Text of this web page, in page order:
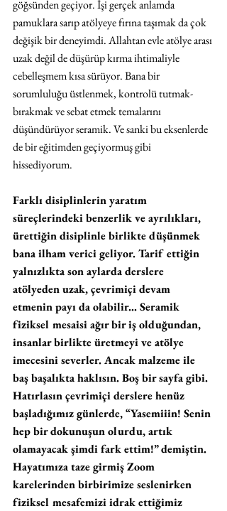
göğsünden geçiyor. İşi gerçek anlamda
pamuklara sarıp atölyeye fırına taşımak da çok
değişik bir deneyimdi. Allahtan evle atölye arası
uzak değil de düşürüp kırma ihtimaliyle
cebelleşmem kısa sürüyor. Bana bir
sorumluluğu üstlenmek, kontrolü tutmak-
bırakmak ve sebat etmek temalarını
düşündürüyor seramik. Ve sanki bu eksenlerde
de bir eğitimden geçiyormuş gibi
hissediyorum.
Farklı disiplinlerin yaratım
süreçlerindeki benzerlik ve ayrılıkları,
ürettiğin disiplinle birlikte düşünmek
bana ilham verici geliyor. Tarif ettiğin
yalnızlıkta son aylarda derslere
atölyeden uzak, çevrimiçi devam
etmenin payı da olabilir... Seramik
fiziksel mesaisi ağır bir iş olduğundan,
insanlar birlikte üretmeyi ve atölye
imecesini severler. Ancak malzeme ile
baş başalıkta haklısın. Boş bir sayfa gibi.
Hatırlasın çevrimiçi derslere henüz
başladığımız günlerde, “Yasemiiin! Senin
hep bir dokunuşun olurdu, artık
olamayacak şimdi fark ettim!” demiştin.
Hayatımıza taze girmiş Zoom
karelerinden birbirimize seslenirken
fiziksel mesafemizi idrak ettiğimiz